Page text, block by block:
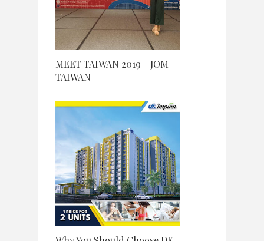
MEET TAIWAN 2019 - JOM
TAIWAN